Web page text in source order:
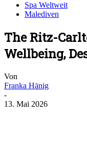
Spa Weltweit
Malediven
The Ritz-
Wellbeing,
Von
Franka Hänig
-
13. Mai 2026